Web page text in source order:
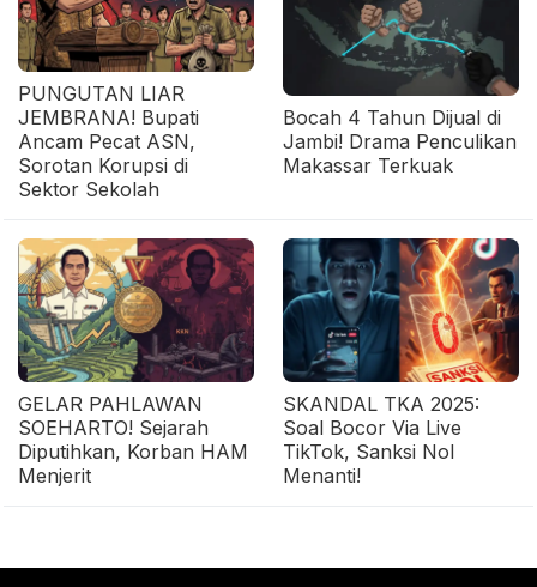
PUNGUTAN LIAR
JEMBRANA! Bupati
Ancam Pecat ASN,
Sorotan Korupsi di
Sektor Sekolah
Bocah 4 Tahun Dijual di
Jambi! Drama Penculikan
Makassar Terkuak
GELAR PAHLAWAN
SOEHARTO! Sejarah
Diputihkan, Korban HAM
Menjerit
SKANDAL TKA 2025:
Soal Bocor Via Live
TikTok, Sanksi Nol
Menanti!